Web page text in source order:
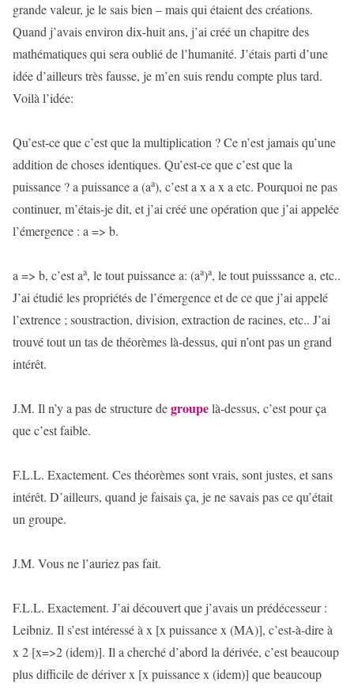
grande valeur, je le sais bien – mais qui étaient des créations.
Quand j’avais environ dix-huit ans, j’ai créé un chapitre des
mathématiques qui sera oublié de l’humanité. J’étais parti d’une
idée d’ailleurs très fausse, je m’en suis rendu compte plus tard.
Voilà l’idée:
Qu’est-ce que c’est que la multiplication ? Ce n’est jamais qu’une
addition de choses identiques. Qu’est-ce que c’est que la
puissance ? a puissance a (aa), c’est a x a x a etc. Pourquoi ne pas
continuer, m’étais-je dit, et j’ai créé une opération que j’ai appelée
l’émergence : a => b.
a => b, c’est aa, le tout puissance a: (aa)a, le tout puisssance a, etc..
J’ai étudié les propriétés de l’émergence et de ce que j’ai appelé
l’extrence ; soustraction, division, extraction de racines, etc.. J’ai
trouvé tout un tas de théorèmes là-dessus, qui n’ont pas un grand
intérêt.
J.M. Il n’y a pas de structure degroupelà-dessus, c’est pour ça
que c’est faible.
F.L.L. Exactement. Ces théorèmes sont vrais, sont justes, et sans
intérêt. D’ailleurs, quand je faisais ça, je ne savais pas ce qu’était
un groupe.
J.M. Vous ne l’auriez pas fait.
F.L.L. Exactement. J’ai découvert que j’avais un prédécesseur :
Leibniz. Il s’est intéressé à x [x puissance x (MA)], c’est-à-dire à
x 2 [x=>2 (idem)]. Il a cherché d’abord la dérivée, c’est beaucoup
plus difficile de dériver x [x puissance x (idem)] que beaucoup